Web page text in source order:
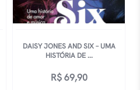
DAISY JONES AND SIX – UMA
HISTÓRIA DE ...
R$69,90